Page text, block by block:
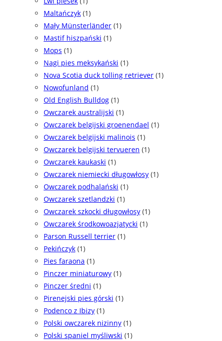
Maltańczyk (1)
Mały Münsterländer (1)
Mastif hiszpański (1)
Mops (1)
Nagi pies meksykański (1)
Nova Scotia duck tolling retriever (1)
Nowofunland (1)
Old English Bulldog (1)
Owczarek australijski (1)
Owczarek belgijski groenendael (1)
Owczarek belgijski malinois (1)
Owczarek belgijski tervueren (1)
Owczarek kaukaski (1)
Owczarek niemiecki długowłosy (1)
Owczarek podhalański (1)
Owczarek szetlandzki (1)
Owczarek szkocki długowłosy (1)
Owczarek środkowoazjatycki (1)
Parson Russell terrier (1)
Pekińczyk (1)
Pies faraona (1)
Pinczer miniaturowy (1)
Pinczer średni (1)
Pirenejski pies górski (1)
Podenco z Ibizy (1)
Polski owczarek nizinny (1)
Polski spaniel myśliwski (1)